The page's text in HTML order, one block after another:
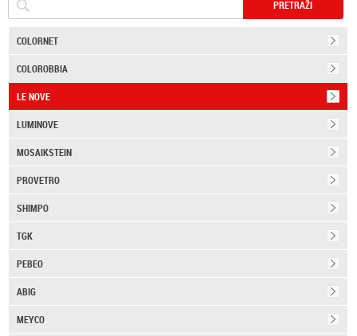
COLORNET
COLOROBBIA
LE NOVE
LUMINOVE
MOSAIKSTEIN
PROVETRO
SHIMPO
TGK
PEBEO
ABIG
MEYCO